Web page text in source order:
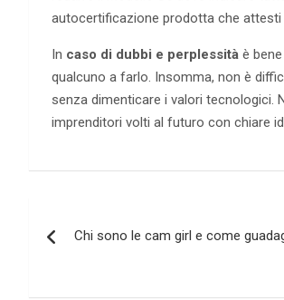
autocertificazione prodotta che attesti
In caso di dubbi e perplessità è
qualcuno a farlo. Insomma, non è
senza dimenticare i valori tecnologici.
imprenditori volti al futuro con chiare
articoli
Chi sono le cam girl e come